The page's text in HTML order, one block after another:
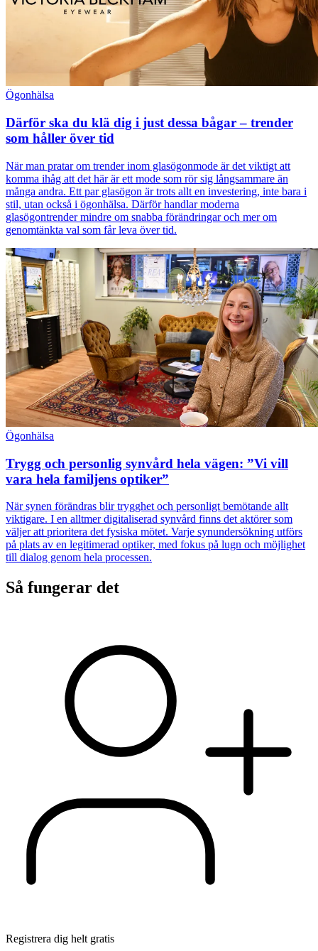
Ögonhälsa
Därför ska du klä dig i just dessa bågar – trender
som håller över tid
När man pratar om trender inom glasögonmode är det viktigt att
komma ihåg att det här är ett mode som rör sig långsammare än
många andra. Ett par glasögon är trots allt en investering, inte bara i
stil, utan också i ögonhälsa. Därför handlar moderna
glasögontrender mindre om snabba förändringar och mer om
genomtänkta val som får leva över tid.
Ögonhälsa
Trygg och personlig synvård hela vägen: ”Vi vill
vara hela familjens optiker”
När synen förändras blir trygghet och personligt bemötande allt
viktigare. I en alltmer digitaliserad synvård finns det aktörer som
väljer att prioritera det fysiska mötet. Varje synundersökning utförs
på plats av en legitimerad optiker, med fokus på lugn och möjlighet
till dialog genom hela processen.
Så fungerar det
Registrera dig helt gratis